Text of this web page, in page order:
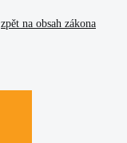
zpět na obsah zákona